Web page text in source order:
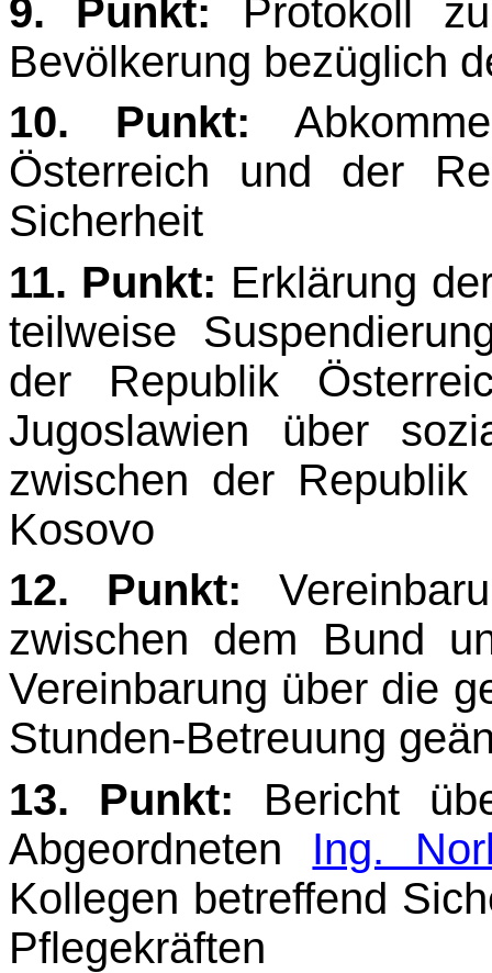
9. Punkt: Protokoll
Bevölkerung bezüglich
10. Punkt:
Österreich und der
Sicherheit
11. Punkt: Erklärung
teilweise
der Republik
Jugoslawien über
zwischen der
Kosovo
12. Punkt:
zwischen dem Bund
Vereinbarung über die
Stunden-Betreuung
13. Punkt: Bericht
Abgeordneten Ing.
Kollegen betreffend
Pflegekräften